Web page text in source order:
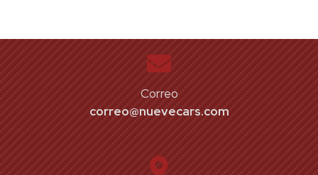
Correo
correo@nuevecars.com